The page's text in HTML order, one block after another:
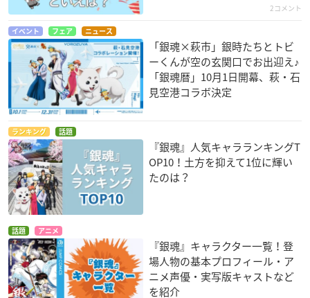
2コメント
イベント フェア ニュース
「銀魂×萩市」銀時たちとトビ
ーくんが空の玄関口でお出迎え♪
「銀魂暦」10月1日開幕、萩・石
見空港コラボ決定
ランキング 話題
『銀魂』人気キャラランキングT
OP10！土方を抑えて1位に輝い
たのは？
話題 アニメ
『銀魂』キャラクター一覧！登
場人物の基本プロフィール・ア
ニメ声優・実写版キャストなど
を紹介